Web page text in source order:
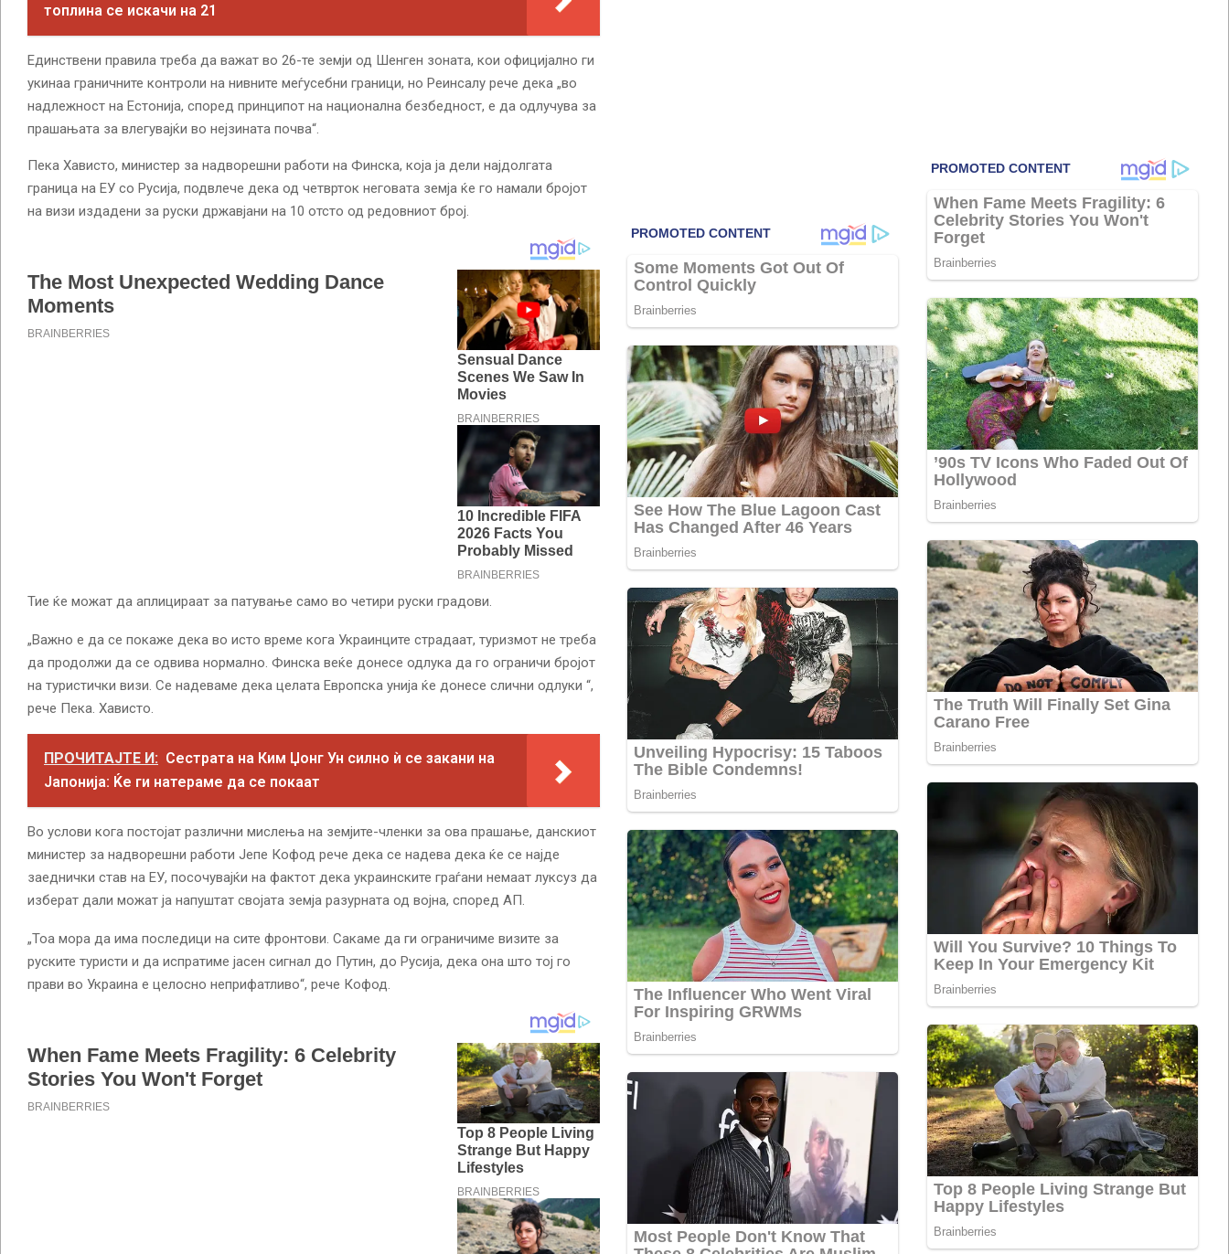
топлина се искачи на 21
Единствени правила треба да важат во 26-те земји од Шенген зоната, кои официјално ги
укинаа граничните контроли на нивните меѓусебни граници, но Реинсалу рече дека „во
надлежност на Естонија, според принципот на национална безбедност, е да одлучува за
прашањата за влегувајќи во нејзината почва“.
Пека Хависто, министер за надворешни работи на Финска, која ја дели најдолгата
граница на ЕУ со Русија, подвлече дека од четврток неговата земја ќе го намали бројот
на визи издадени за руски државјани на 10 отсто од редовниот број.
Тие ќе можат да аплицираат за патување само во четири руски градови.
„Важно е да се покаже дека во исто време кога Украинците страдаат, туризмот не треба
да продолжи да се одвива нормално. Финска веќе донесе одлука да го ограничи бројот
на туристички визи. Се надеваме дека целата Европска унија ќе донесе слични одлуки “,
рече Пека. Хависто.
ПРОЧИТАЈТЕ И: Сестрата на Ким Џонг Ун силно ѝ се закани на
Јапонија: Ќе ги натераме да се покаат
Во услови кога постојат различни мислења на земјите-членки за ова прашање, данскиот
министер за надворешни работи Јепе Кофод рече дека се надева дека ќе се најде
заеднички став на ЕУ, посочувајќи на фактот дека украинските граѓани немаат луксуз да
изберат дали можат ја напуштат својата земја разурната од војна, според АП.
„Тоа мора да има последици на сите фронтови. Сакаме да ги ограничиме визите за
руските туристи и да испратиме јасен сигнал до Путин, до Русија, дека она што тој го
прави во Украина е целосно неприфатливо“, рече Кофод.